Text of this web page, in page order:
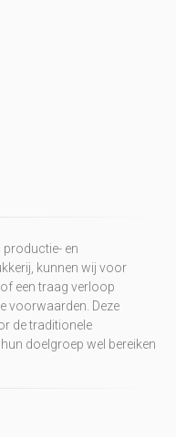
productie- en
kunnen wij voor
een traag verloop
voorwaarden. Deze
de traditionele
doelgroep wel bereiken